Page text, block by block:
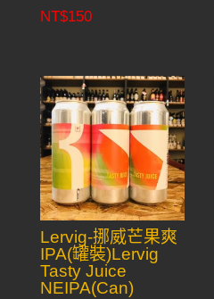
NT$150
Lervig-挪威芒果爽
IPA(罐裝)Lervig
Tasty Juice
NEIPA(Can)